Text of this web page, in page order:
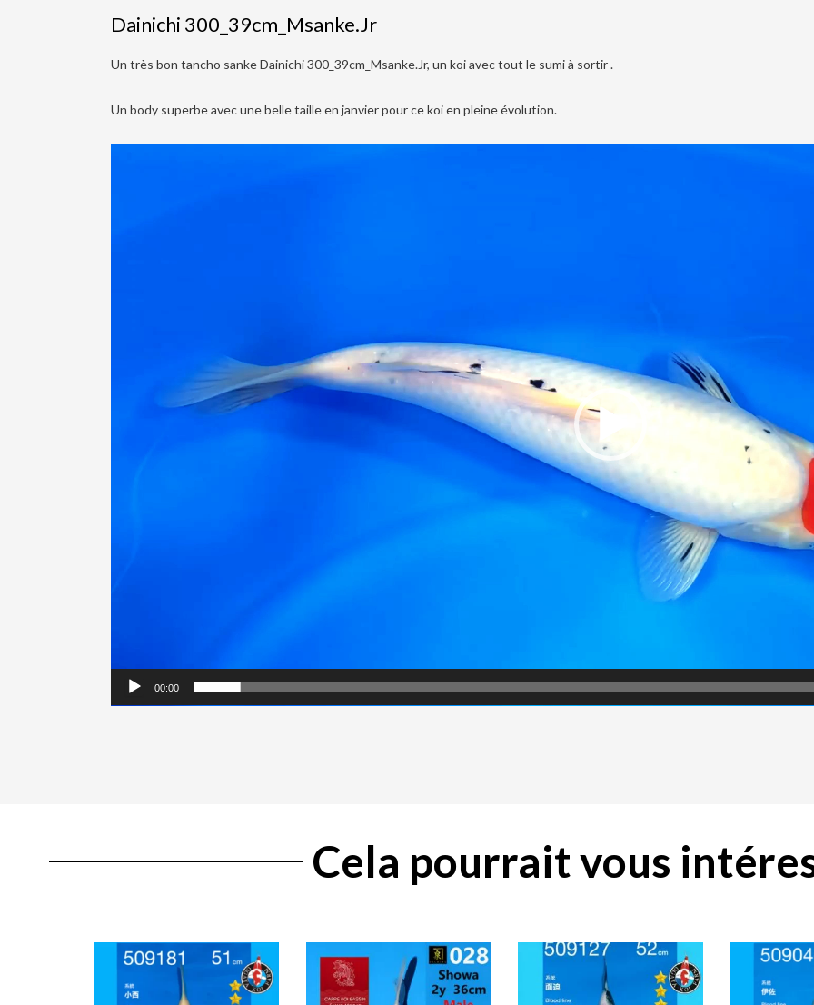
Dainichi 300_39cm_Msanke.Jr
Un très bon tancho sanke Dainichi 300_39cm_Msanke.Jr, un koi avec tout le sumi à sortir .
Un body superbe avec une belle taille en janvier pour ce koi en pleine évolution.
00:00
Cela pourrait vous